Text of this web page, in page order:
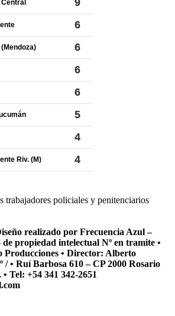
trabajadores policiales y penitenciarios
realizado por Frecuencia Azul –
propiedad intelectual Nº en tramite •
Producciones • Director: Alberto
/ • Ruí Barbosa 610 – CP 2000 Rosario
Tel: +54 341 342-2651